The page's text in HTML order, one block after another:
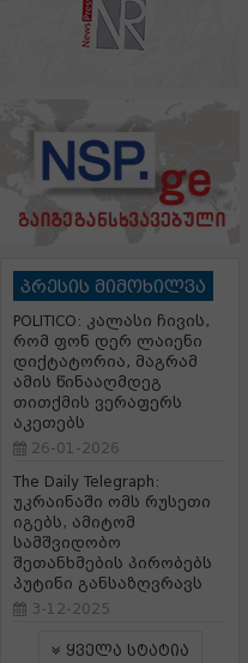
პრესის მიმოხილვა
POLITICO: კალასი ჩივის,
რომ ფონ დერ ლაიენი
დიქტატორია, მაგრამ
ამის წინააღმდეგ
თითქმის ვერაფერს
აკეთებს
26-01-2026
The Daily Telegraph:
უკრაინაში ომს რუსეთი
იგებს, ამიტომ
სამშვიდობო
შეთანხმების პირობებს
პუტინი განსაზღვრავს
3-12-2025
ყველა სტატია